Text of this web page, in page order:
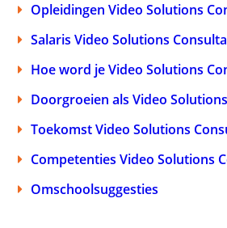
Opleidingen Video Solutions
Salaris Video Solutions
Hoe word je Video Solutions
Doorgroeien als Video
Toekomst Video Solutions
Competenties Video Solutions
Omschoolsuggesties